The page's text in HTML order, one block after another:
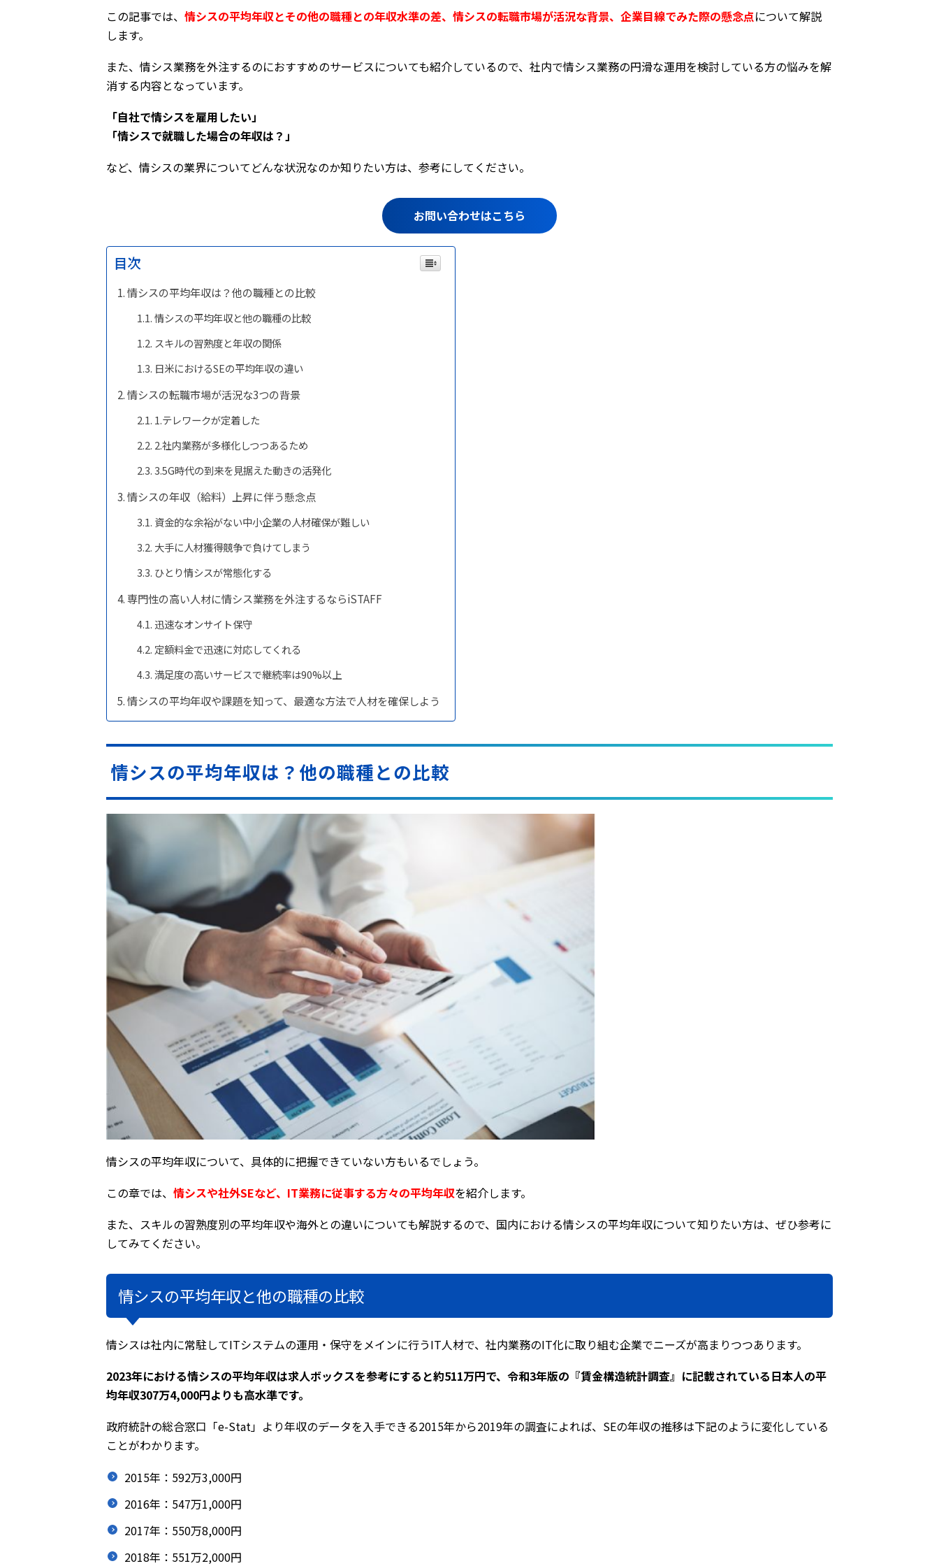
この記事では、情シスの平均年収とその他の職種との年収水準の差、情シスの転職市場が活況な背景、企業目線でみた際の懸念点について解説
します。
また、情シス業務を外注するのにおすすめのサービスについても紹介しているので、社内で情シス業務の円滑な運用を検討している方の悩みを解
消する内容となっています。
「自社で情シスを雇用したい」
「情シスで就職した場合の年収は？」
など、情シスの業界についてどんな状況なのか知りたい方は、参考にしてください。
お問い合わせはこちら
目次
情シスの平均年収は？他の職種との比較
情シスの平均年収と他の職種の比較
スキルの習熟度と年収の関係
日米におけるSEの平均年収の違い
情シスの転職市場が活況な3つの背景
1.テレワークが定着した
2.社内業務が多様化しつつあるため
3.5G時代の到来を見据えた動きの活発化
情シスの年収（給料）上昇に伴う懸念点
資金的な余裕がない中小企業の人材確保が難しい
大手に人材獲得競争で負けてしまう
ひとり情シスが常態化する
専門性の高い人材に情シス業務を外注するならiSTAFF
迅速なオンサイト保守
定額料金で迅速に対応してくれる
満足度の高いサービスで継続率は90%以上
情シスの平均年収や課題を知って、最適な方法で人材を確保しよう
情シスの平均年収は？他の職種との比較
情シスの平均年収について、具体的に把握できていない方もいるでしょう。
この章では、情シスや社外SEなど、IT業務に従事する方々の平均年収を紹介します。
また、スキルの習熟度別の平均年収や海外との違いについても解説するので、国内における情シスの平均年収について知りたい方は、ぜひ参考に
してみてください。
情シスの平均年収と他の職種の比較
情シスは社内に常駐してITシステムの運用・保守をメインに行うIT人材で、社内業務のIT化に取り組む企業でニーズが高まりつつあります。
2023年における情シスの平均年収は求人ボックスを参考にすると約511万円で、令和3年版の『賃金構造統計調査』に記載されている日本人の平
均年収307万4,000円よりも高水準です。
政府統計の総合窓口「e-Stat」より年収のデータを入手できる2015年から2019年の調査によれば、SEの年収の推移は下記のように変化している
ことがわかります。
2015年：592万3,000円
2016年：547万1,000円
2017年：550万8,000円
2018年：551万2,000円